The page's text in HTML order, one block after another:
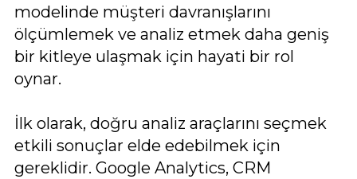
modelinde müşteri davranışlarını
ölçümlemek ve analiz etmek daha geniş
bir kitleye ulaşmak için hayati bir rol
oynar.
İlk olarak, doğru analiz araçlarını seçmek
etkili sonuçlar elde edebilmek için
gereklidir. Google Analytics, CRM